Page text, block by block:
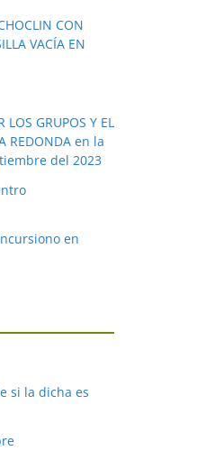
CON
VACÍA EN
LOS GRUPOS Y EL
REDONDA en la
del 2023
en
si la dicha es